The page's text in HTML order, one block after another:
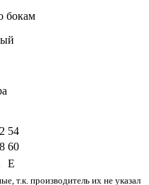
бокам
54
60
E
т.к. производитель их не указал